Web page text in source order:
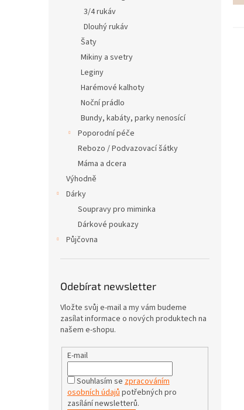
3/4 rukáv
Dlouhý rukáv
Šaty
Mikiny a svetry
Leginy
Harémové kalhoty
Noční prádlo
Bundy, kabáty, parky nenosící
Poporodní péče
Rebozo / Podvazovací šátky
Máma a dcera
Výhodně
Dárky
Soupravy pro miminka
Dárkové poukazy
Půjčovna
Odebírat newsletter
Vložte svůj e-mail a my vám budeme
zasílat informace o nových produktech na
našem e-shopu.
E-mail
Souhlasím se zpracováním
osobních údajů potřebných pro
zasílání newsletterů.